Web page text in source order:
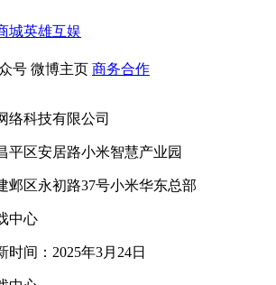
城英雄互娱
号 微博主页 商务合作
络科技有限公司
平区安居路小米智慧产业园
邺区永初路37号小米华东总部
中心
时间：2025年3月24日